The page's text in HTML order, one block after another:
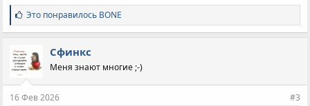
С
и
м
а
т
и
:
Это понравилось BONE
Сфинкс
Меня знают многие ;-)
16 Фев 2026 #3